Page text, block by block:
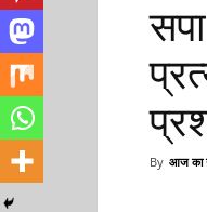
By आज का